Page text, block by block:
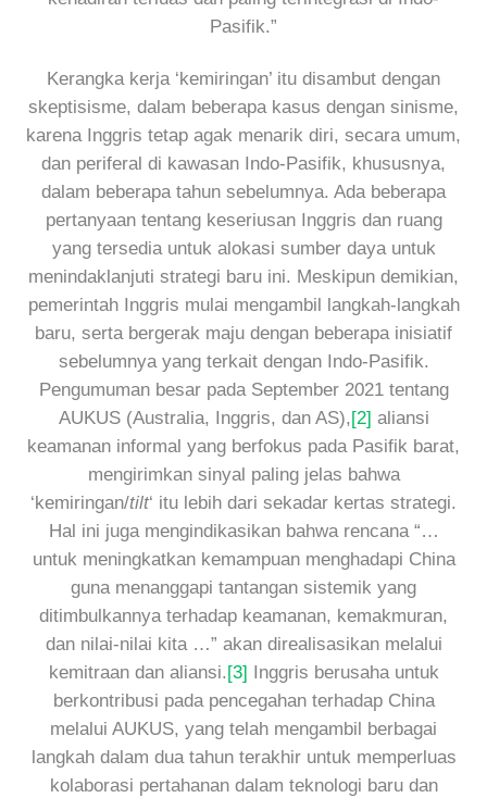
Pasifik.”
Kerangka kerja ‘kemiringan’ itu disambut dengan
skeptisisme, dalam beberapa kasus dengan sinisme,
karena Inggris tetap agak menarik diri, secara umum,
dan periferal di kawasan Indo-Pasifik, khususnya,
dalam beberapa tahun sebelumnya. Ada beberapa
pertanyaan tentang keseriusan Inggris dan ruang
yang tersedia untuk alokasi sumber daya untuk
menindaklanjuti strategi baru ini. Meskipun demikian,
pemerintah Inggris mulai mengambil langkah-langkah
baru, serta bergerak maju dengan beberapa inisiatif
sebelumnya yang terkait dengan Indo-Pasifik.
Pengumuman besar pada September 2021 tentang
AUKUS (Australia, Inggris, dan AS),[2] aliansi
keamanan informal yang berfokus pada Pasifik barat,
mengirimkan sinyal paling jelas bahwa
‘kemiringan/tilt‘ itu lebih dari sekadar kertas strategi.
Hal ini juga mengindikasikan bahwa rencana “…
untuk meningkatkan kemampuan menghadapi China
guna menanggapi tantangan sistemik yang
ditimbulkannya terhadap keamanan, kemakmuran,
dan nilai-nilai kita …” akan direalisasikan melalui
kemitraan dan aliansi. [3]
Inggris berusaha untuk
berkontribusi pada pencegahan terhadap China
melalui AUKUS, yang telah mengambil berbagai
langkah dalam dua tahun terakhir untuk memperluas
kolaborasi pertahanan dalam teknologi baru dan